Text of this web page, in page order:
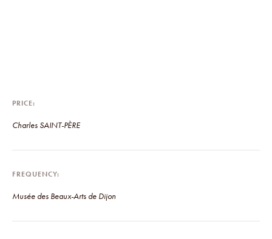
PRICE
Charles SAINT-PÈRE
FREQUENCY
Musée des Beaux-Arts de Dijon